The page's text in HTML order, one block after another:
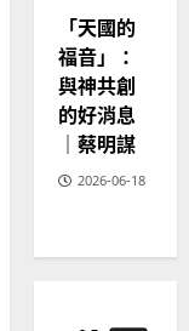
「天國的
福音」：
與神共創
的好消息
｜蔡明謀
2026-06-18